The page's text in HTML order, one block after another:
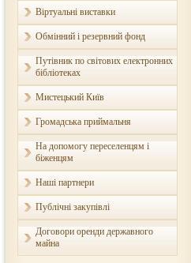
Віртуальні виставки
Обмінний і резервний фонд
Путівник по світових електронних
бібліотеках
Мистецький Київ
Громадська приймальня
На допомогу переселенцям і
біженцям
Наші партнери
Публічні закупівлі
Договори оренди державного
майна